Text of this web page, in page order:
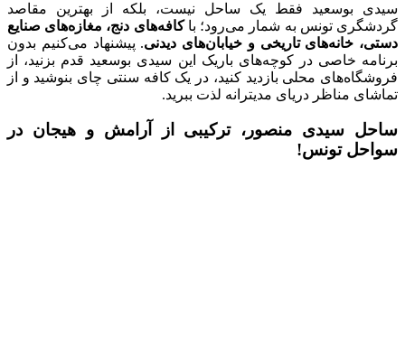
سیدی بوسعید فقط یک ساحل نیست، بلکه از بهترین مقاصد
گردشگری تونس به شمار می‌رود؛ باکافه‌های دنج، مغازه‌های صنایع
دستی، خانه‌های تاریخی و خیابان‌های دیدنی. پیشنهاد می‌کنیم بدون
برنامه خاصی در کوچه‌های باریک این سیدی بوسعید قدم بزنید، از
فروشگاه‌های محلی بازدید کنید، در یک کافه سنتی چای بنوشید و از
تماشای مناظر دریای مدیترانه لذت ببرید.
ساحل سیدی منصور، ترکیبی از آرامش و هیجان در
سواحل تونس!